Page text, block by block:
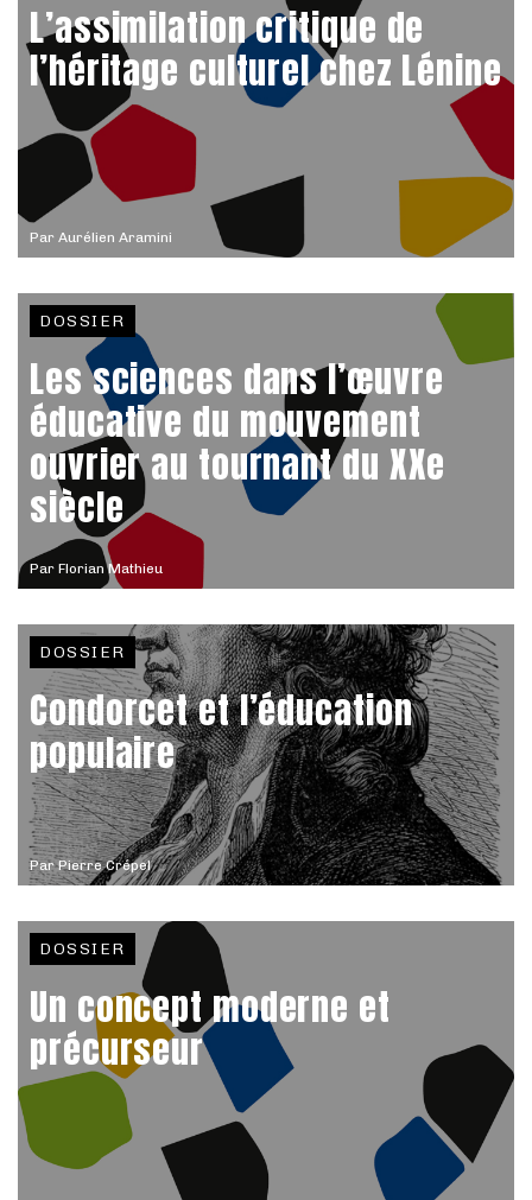
Par Aurélien Aramini
L’assimilation critique de
l’héritage culturel chez Lénine
Par Florian Mathieu
DOSSIER
Les sciences dans l’œuvre
éducative du mouvement
ouvrier au tournant du XXe
siècle
ParPierre Crépel
DOSSIER
Condorcet et l’éducation
populaire
DOSSIER
Un concept moderne et
précurseur